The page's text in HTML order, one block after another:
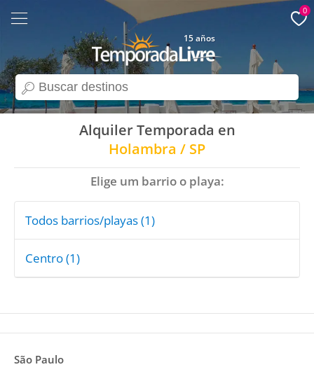
search
15 años
0
Alquiler Temporada en
Holambra / SP
Elige um barrio o playa:
Todos barrios/playas (1)
Centro (1)
São Paulo